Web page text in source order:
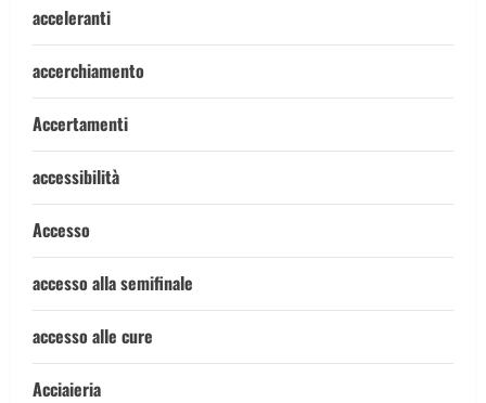
acceleranti
accerchiamento
Accertamenti
accessibilità
Accesso
accesso alla semifinale
accesso alle cure
Acciaieria